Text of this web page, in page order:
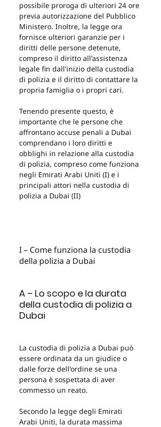
possibile proroga di ulteriori 24 ore
previa autorizzazione del Pubblico
Ministero. Inoltre, la legge ora
fornisce ulteriori garanzie per i
diritti delle persone detenute,
compreso il diritto all'assistenza
legale fin dall'inizio della custodia
di polizia e il diritto di contattare la
propria famiglia o i propri cari.
Tenendo presente questo, è
importante che le persone che
affrontano accuse penali a Dubai
comprendano i loro diritti e
obblighi in relazione alla custodia
di polizia, compreso come funziona
negli Emirati Arabi Uniti (I) e i
principali attori nella custodia di
polizia a Dubai (II)
I – Come funziona la custodia
della polizia a Dubai
A – Lo scopo e la durata
della custodia di polizia a
Dubai
La custodia di polizia a Dubai può
essere ordinata da un giudice o
dalle forze dell'ordine se una
persona è sospettata di aver
commesso un reato.
Secondo la legge degli Emirati
Arabi Uniti, la durata massima